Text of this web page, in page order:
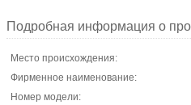
Подробная информация о
Место происхождения:
Фирменное наименование:
Номер модели: